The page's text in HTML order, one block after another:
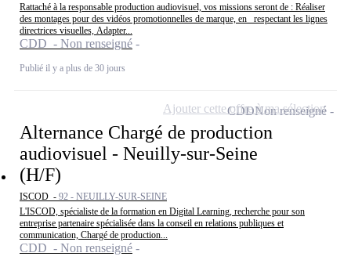
Rattaché à la responsable production audiovisuel, vos missions seront de : Réaliser
des montages pour des vidéos promotionnelles de marque, en respectant les lignes
directrices visuelles, Adapter...
CDD - Non renseigné
Publié il y a plus de 30 jours
Alternance Chargé de production
audiovisuel - Neuilly-sur-Seine
(H/F)
ISCOD - 92 - NEUILLY-SUR-SEINE
L'ISCOD, spécialiste de la formation en Digital Learning, recherche pour son
entreprise partenaire spécialisée dans la conseil en relations publiques et
communication, Chargé de production...
CDD - Non renseigné
CDDNon renseigné
Ajouter cette offre à ma sélection